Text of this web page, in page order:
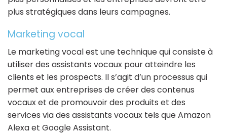
plus stratégiques dans leurs campagnes.
Marketing vocal
Le marketing vocal est une technique qui consiste à
utiliser des assistants vocaux pour atteindre les
clients et les prospects. Il s’agit d’un processus qui
permet aux entreprises de créer des contenus
vocaux et de promouvoir des produits et des
services via des assistants vocaux tels que Amazon
Alexa et Google Assistant.